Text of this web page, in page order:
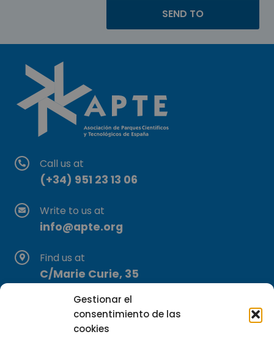
Gestionar el
consentimiento de las
cookies
Call us at
(+34) 951 23 13 06
Write to us at
info@apte.org
Find us at
C/Marie Curie, 35